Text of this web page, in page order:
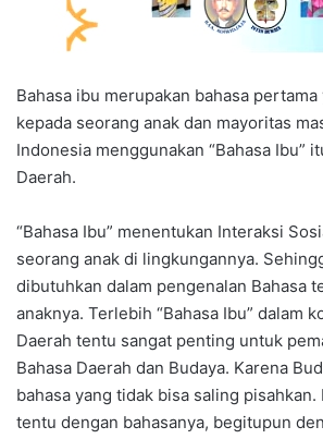
Bahasa ibu merupakan bahasa
kepada seorang anak dan mayoritas
Indonesia menggunakan “Bahasa Ibu”
Daerah.
“Bahasa Ibu” menentukan Interaksi
seorang anak di lingkungannya.
dibutuhkan dalam pengenalan Bahasa
anaknya. Terlebih “Bahasa Ibu” dalam
Daerah tentu sangat penting untuk
Bahasa Daerah dan Budaya. Karena
bahasa yang tidak bisa saling pisahkan.
tentu dengan bahasanya, begitupun